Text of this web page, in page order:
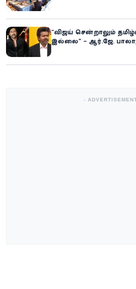
“விஜய் சென்றாலும்
இல்லை” – ஆர்.ஜே.
-